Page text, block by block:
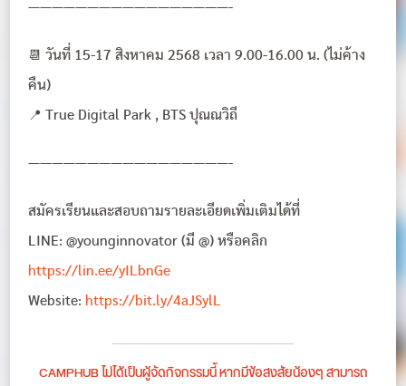
—————————————————-
📆 วันที่ 15-17 สิงหาคม 2568 เวลา 9.00-16.00 น. (ไม่ค้าง
คืน)
📍 True Digital Park , BTS ปุณณวิถี
—————————————————-
สมัครเรียนและสอบถามรายละเอียดเพิ่มเติมได้ที่
LINE: @younginnovator (มี @) หรือคลิก
https://lin.ee/yILbnGe
Website: https://bit.ly/4aJSylL
CAMPHUB ไม่ได้เป็นผู้จัดกิจกรรมนี้ หากมีข้อสงสัยน้องๆ สามารถ